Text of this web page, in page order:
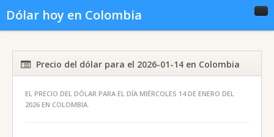
Dólar hoy en Colombia
Noticias del dólar Dólar histórico
Precio del dólar para el 2026-01-14 en Colombia
EL PRECIO DEL DÓLAR PARA EL DÍA MIÉRCOLES 14 DE ENERO DEL
2026 EN COLOMBIA.